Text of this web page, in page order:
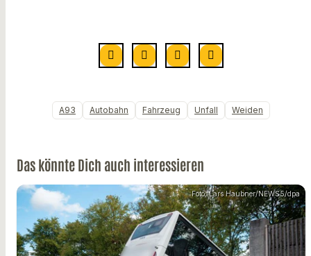
A93 Autobahn Fahrzeug Unfall Weiden
Das könnte Dich auch interessieren
Foto: Lars Haubner/NEWS5/dpa